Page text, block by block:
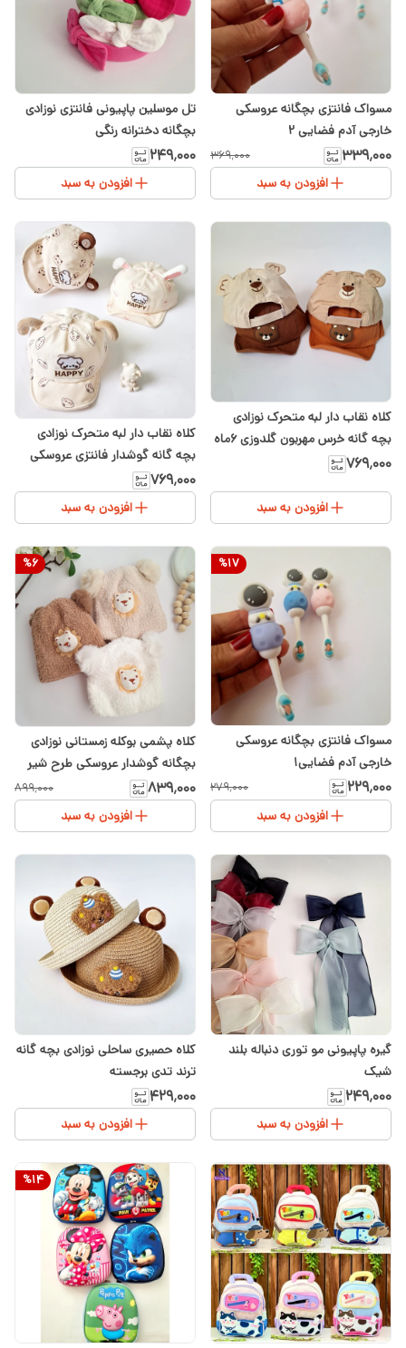
مسواک فانتزی بچگانه عروسکی
خارجی آدم فضایی ۲
۳۳۹٬۰۰۰ ۳۶۹٬۰۰۰
افزودن به سبد
تل موسلین پاپیونی فانتزی نوزادی
بچگانه دخترانه رنگی
۲۴۹٬۰۰۰
افزودن به سبد
کلاه نقاب دار لبه متحرک نوزادی
بچه گانه خرس مهربون گلدوزی ۶ماه
تا ۲سال
۷۶۹٬۰۰۰
افزودن به سبد
کلاه نقاب دار لبه متحرک نوزادی
بچه گانه گوشدار فانتزی عروسکی
۶ماه تا ۲سال
۷۶۹٬۰۰۰
افزودن به سبد
%17
مسواک فانتزی بچگانه عروسکی
خارجی آدم فضایی۱
۲۲۹٬۰۰۰ ۲۷۹٬۰۰۰
افزودن به سبد
%6
کلاه پشمی بوکله زمستانی نوزادی
بچگانه گوشدار عروسکی طرح شیر
آستردار گرم ۸ ماه تا ۳ سال
۸۳۹٬۰۰۰ ۸۹۹٬۰۰۰
افزودن به سبد
گیره پاپیونی مو توری دنباله بلند
شیک
۲۴۹٬۰۰۰
افزودن به سبد
کلاه حصیری ساحلی نوزادی بچه گانه
ترند تدی برجسته
۴۲۹٬۰۰۰
افزودن به سبد
%14